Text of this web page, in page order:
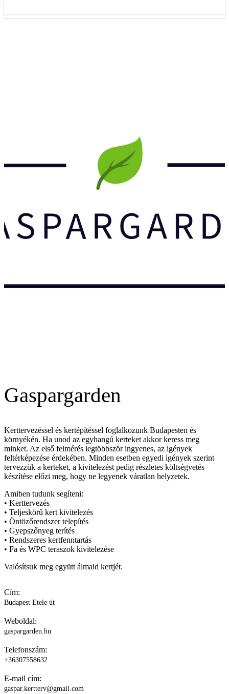
Gaspargarden
Kerttervezéssel és kertépítéssel foglalkozunk Budapesten és
környékén. Ha unod az egyhangú kerteket akkor keress meg
minket. Az első felmérés legtöbbször ingyenes, az igények
feltérképezése érdekében. Minden esetben egyedi igények szerint
tervezzük a kerteket, a kivitelezést pedig részletes költségvetés
készítése előzi meg, hogy ne legyenek váratlan helyzetek.
Amiben tudunk segíteni:
• Kerttervezés
• Teljeskörű kert kivitelezés
• Öntözőrendszer telepítés
• Gyepszőnyeg terítés
• Rendszeres kertfenntartás
• Fa és WPC teraszok kivitelezése
Valósítsuk meg együtt álmaid kertjét.
Cím:
Budapest Etele út
Weboldal:
gaspargarden.hu
Telefonszám:
+36307558632
E-mail cím:
gaspar.kertterv@gmail.com